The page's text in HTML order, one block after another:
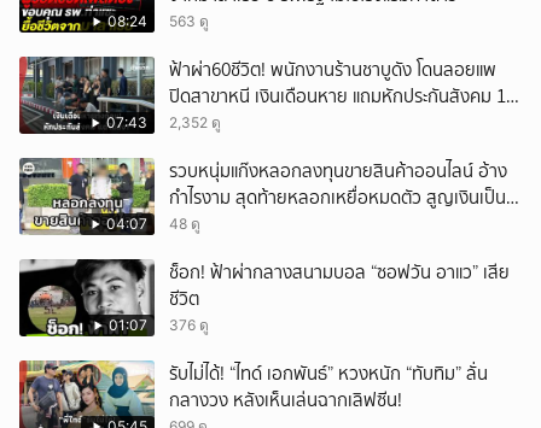
08:24 563 ดู
07:43
ฟ้าผ่า60ชีวิต! พนักงานร้านชาบูดัง โดนลอยแพ
ปิดสาขาหนี เงินเดือนหาย แถมหักประกันสังคม 11
เดือนแต่ไม่ส่ง?
2,352 ดู
04:07
รวบหนุ่มแก๊งหลอกลงทุนขายสินค้าออนไลน์ อ้าง
กำไรงาม สุดท้ายหลอกเหยื่อหมดตัว สูญเงินเป็น
แสนบาท ยังให้การปฏิเสธ
48 ดู
01:07
ช็อก! ฟ้าผ่ากลางสนามบอล “ซอฟวัน อาแว” เสีย
ชีวิต
376 ดู
รับไม่ได้! “ไทด์ เอกพันธ์” หวงหนัก “ทับทิม” ลั่น
กลางวง หลังเห็นเล่นฉากเลิฟซีน!